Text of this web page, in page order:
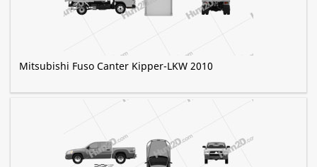
Mitsubishi Fuso Canter Kipper-LKW 2010